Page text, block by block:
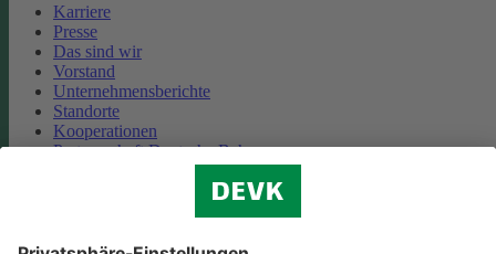
Karriere
Presse
Das sind wir
Vorstand
Unternehmensberichte
Standorte
Kooperationen
Partnerschaft Deutsche Bahn